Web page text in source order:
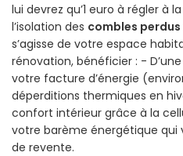
lui devrez qu’1 euro à régler à
l’isolation des combles perdus
s’agisse de votre espace
rénovation, bénéficier : -
votre facture d’énergie
déperditions thermiques en
confort intérieur grâce à la
votre barème énergétique qui
de revente.